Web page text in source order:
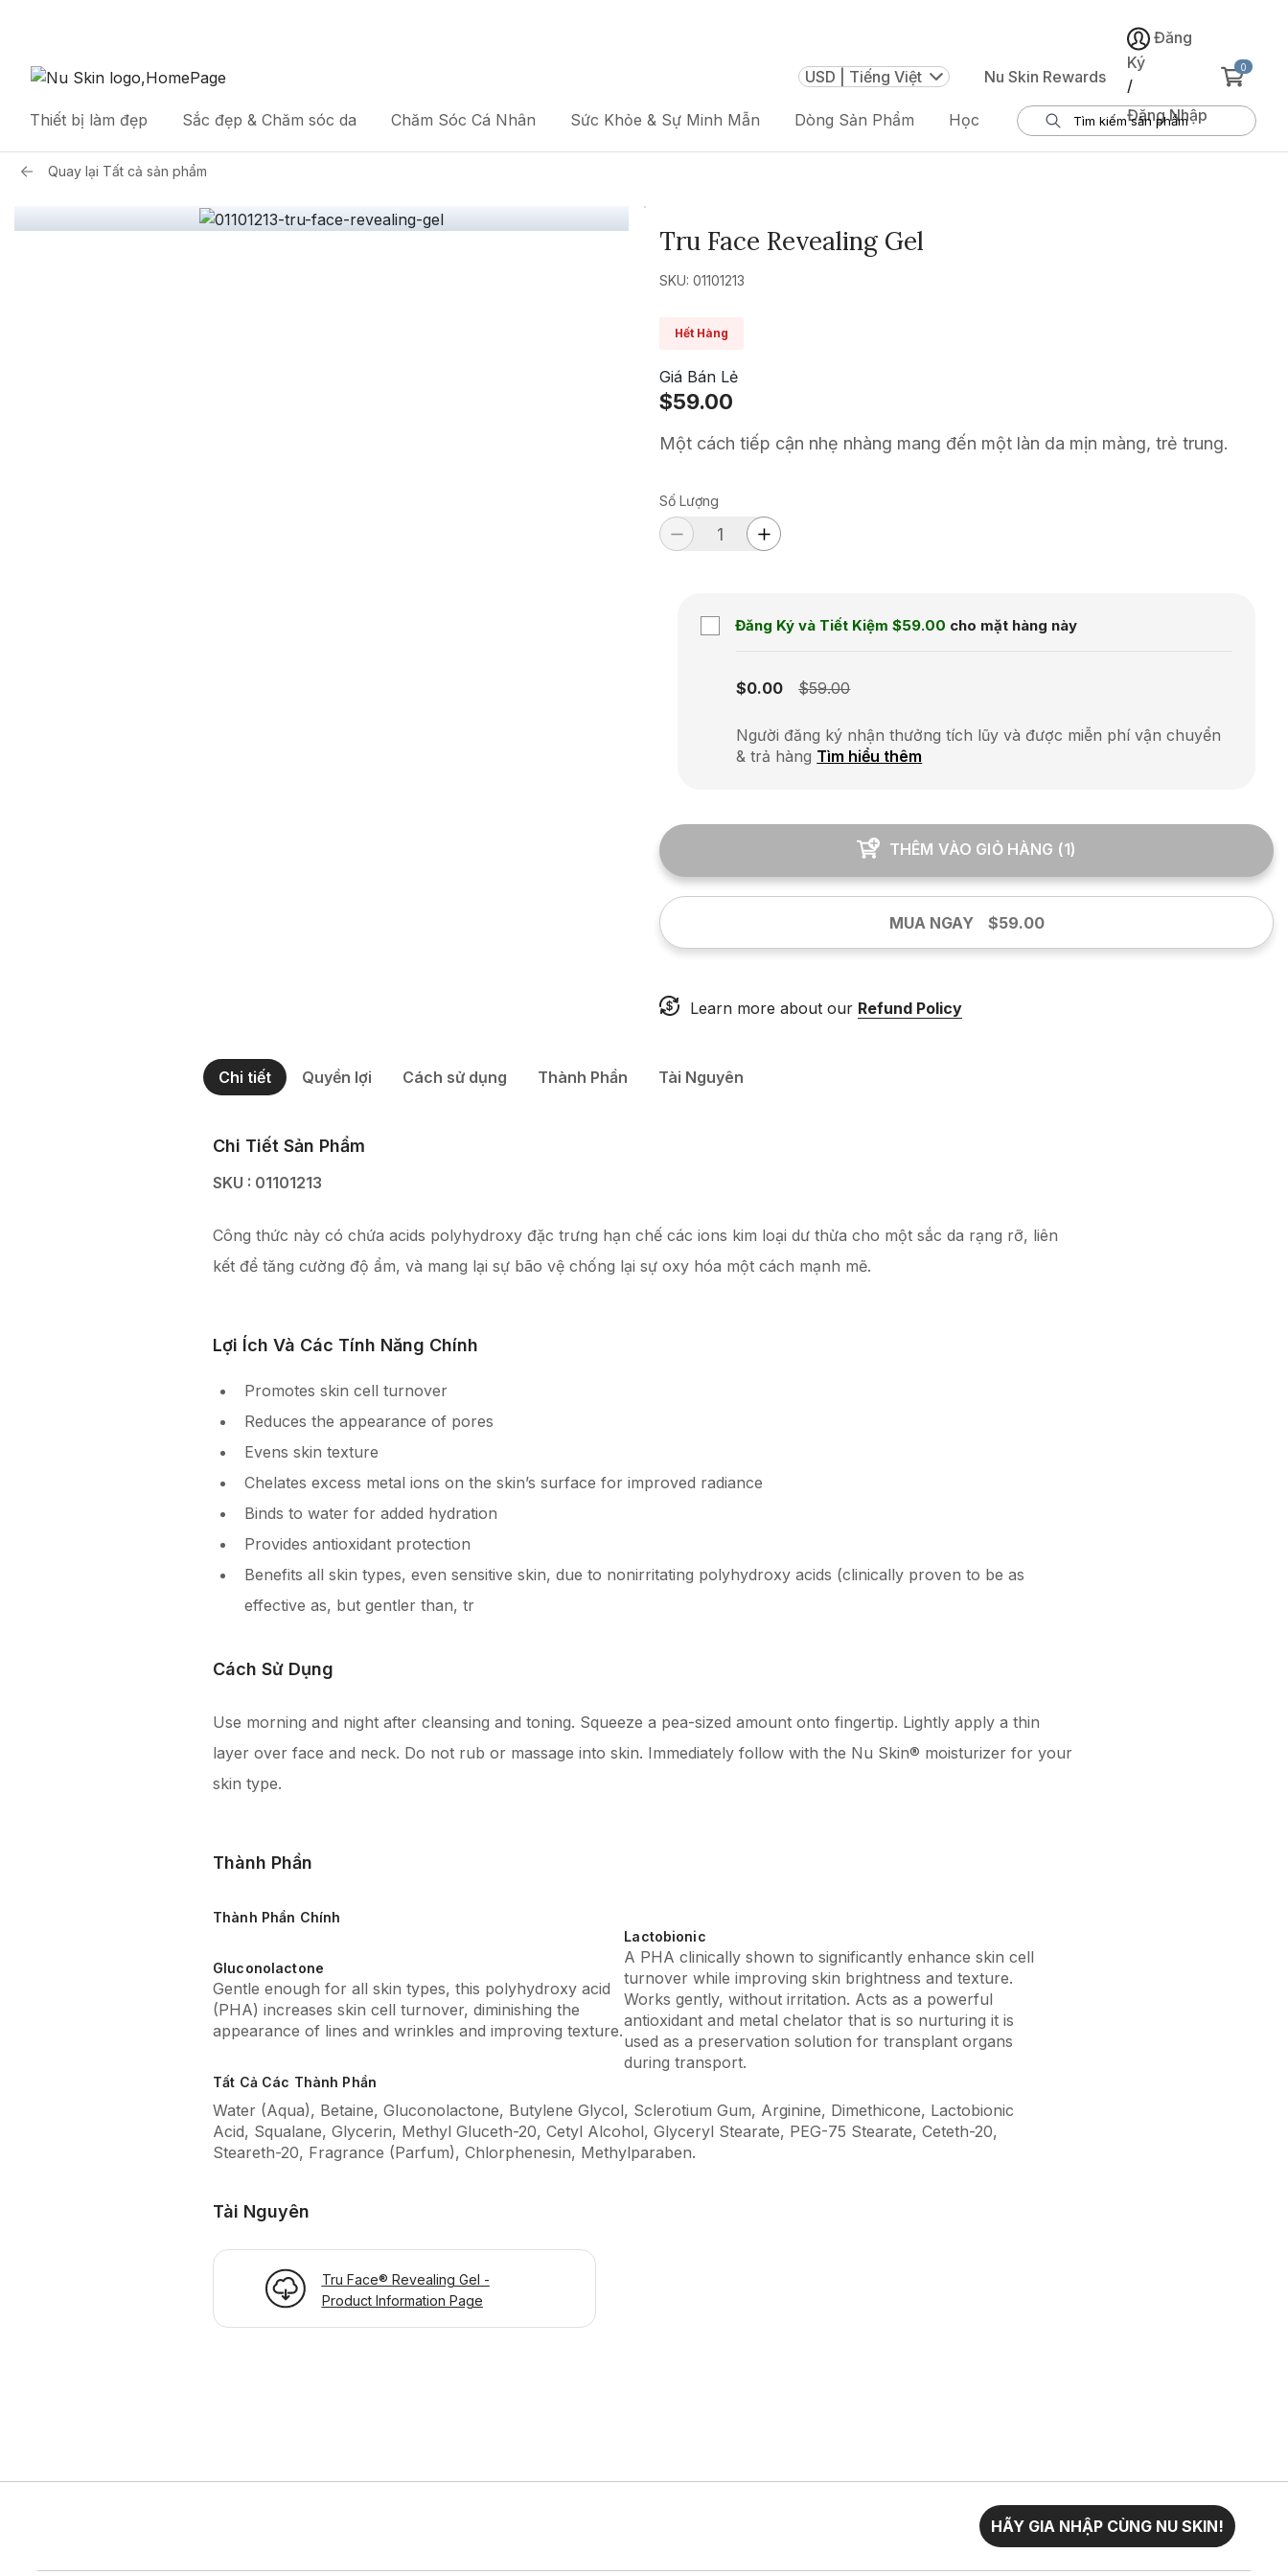
USD | Tiếng Việt Nu Skin Rewards
Đăng
Ký
/
Đăng Nhập
0
Thiết bị làm đẹp Sắc đẹp & Chăm sóc da Chăm Sóc Cá Nhân Sức Khỏe & Sự Minh Mẫn Dòng Sản Phẩm Học
Quay lại Tất cả sản phẩm
Tru Face Revealing Gel
SKU: 01101213
Hết Hàng
Giá Bán Lẻ
$59.00
Một cách tiếp cận nhẹ nhàng mang đến một làn da mịn màng, trẻ trung.
Số Lượng
Đăng Ký và Tiết Kiệm $59.00 cho mặt hàng này
$0.00
$59.00
Người đăng ký nhận thưởng tích lũy và được miễn phí vận chuyển
& trả hàng Tìm hiểu thêm
THÊM VÀO GIỎ HÀNG (1)
MUA NGAY $59.00
Learn more about our Refund Policy
Chi tiết Quyền lợi Cách sử dụng Thành Phần Tài Nguyên
Chi Tiết Sản Phẩm
SKU : 01101213
Công thức này có chứa acids polyhydroxy đặc trưng hạn chế các ions kim loại dư thừa cho một sắc da rạng rỡ, liên
kết để tăng cường độ ẩm, và mang lại sự bão vệ chống lại sự oxy hóa một cách mạnh mẽ.
Lợi Ích Và Các Tính Năng Chính
Promotes skin cell turnover
Reduces the appearance of pores
Evens skin texture
Chelates excess metal ions on the skin’s surface for improved radiance
Binds to water for added hydration
Provides antioxidant protection
Benefits all skin types, even sensitive skin, due to nonirritating polyhydroxy acids (clinically proven to be as
effective as, but gentler than, tr
Cách Sử Dụng
Use morning and night after cleansing and toning. Squeeze a pea-sized amount onto fingertip. Lightly apply a thin
layer over face and neck. Do not rub or massage into skin. Immediately follow with the Nu Skin® moisturizer for your
skin type.
Thành Phần
Thành Phần Chính
Gluconolactone
Gentle enough for all skin types, this polyhydroxy acid
(PHA) increases skin cell turnover, diminishing the
appearance of lines and wrinkles and improving texture.
Lactobionic
A PHA clinically shown to significantly enhance skin cell
turnover while improving skin brightness and texture.
Works gently, without irritation. Acts as a powerful
antioxidant and metal chelator that is so nurturing it is
used as a preservation solution for transplant organs
during transport.
Tất Cả Các Thành Phần
Water (Aqua), Betaine, Gluconolactone, Butylene Glycol, Sclerotium Gum, Arginine, Dimethicone, Lactobionic
Acid, Squalane, Glycerin, Methyl Gluceth-20, Cetyl Alcohol, Glyceryl Stearate, PEG-75 Stearate, Ceteth-20,
Steareth-20, Fragrance (Parfum), Chlorphenesin, Methylparaben.
Tài Nguyên
Tru Face® Revealing Gel -
Product Information Page
HÃY GIA NHẬP CÙNG NU SKIN!